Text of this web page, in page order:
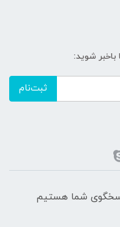
شوید:
ثبت‌نام